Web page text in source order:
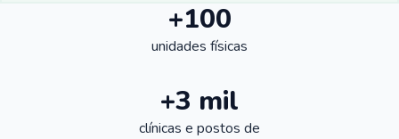
+100
unidades físicas
+3 mil
clínicas e postos de